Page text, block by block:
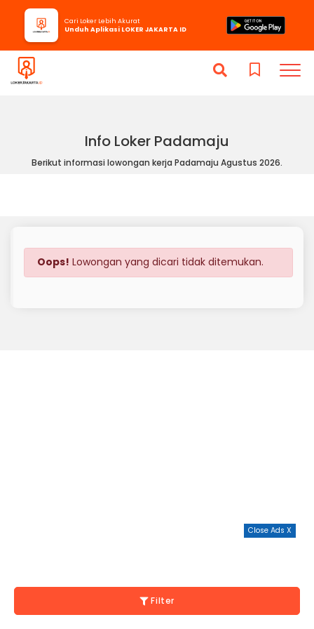
Info Loker Padamaju
Berikut informasi lowongan kerja Padamaju Agustus 2026.
Cari Loker Lebih Akurat
Unduh Aplikasi LOKER JAKARTA ID
Oops! Lowongan yang dicari tidak ditemukan.
Close Ads X
Filter